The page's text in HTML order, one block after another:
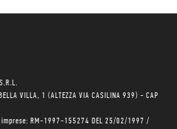
VILLA, 1 (ALTEZZA VIA CASILINA 939) - CAP
imprese: RM-1997-155274 DEL 25/02/1997 /